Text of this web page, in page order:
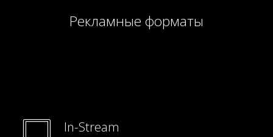
Рекламные форматы
In-Stream